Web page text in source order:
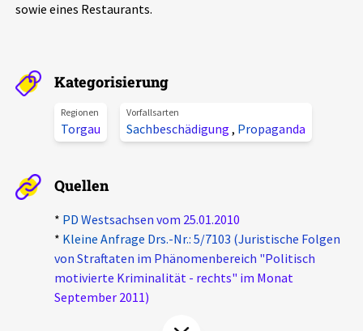
Pressemitteilungen
Podcasts
Projektbeschreibung
Kontakt
Unterstützer_innen
Spenden
sowie eines Restaurants.
Kategorisierung
Regionen
Torgau
Vorfallsarten
Sachbeschädigung , Propaganda
Quellen
* PD Westsachsen vom 25.01.2010
* Kleine Anfrage Drs.-Nr.: 5/7103 (Juristische Folgen
von Straftaten im Phänomenbereich "Politisch
motivierte Kriminalität - rechts" im Monat
September 2011)